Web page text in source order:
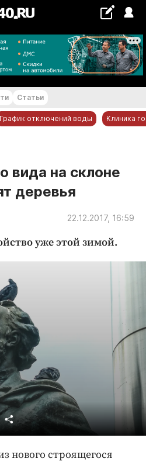
+24...+25 °С
ЖКХ
Статьи
График отключений воды Клиника
вида на склоне
деревья
22.12.2017, 16:59
уже этой зимой.
нового строящегося